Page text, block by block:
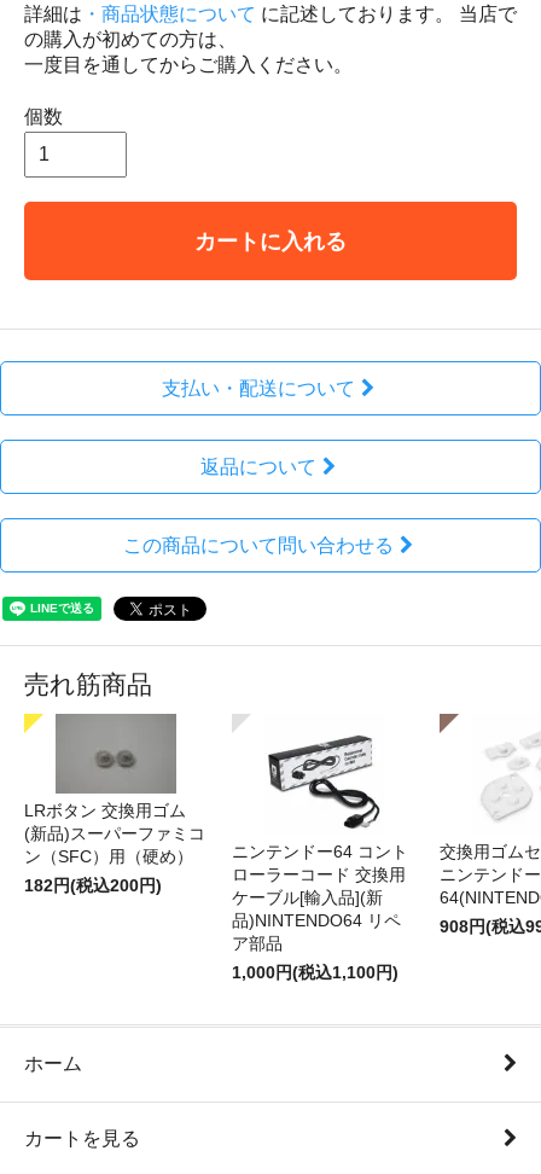
詳細は ・商品状態について に記述しております。 当店で
の購入が初めての方は、
一度目を通してからご購入ください。
個数
カートに入れる
支払い・配送について
返品について
この商品について問い合わせる
売れ筋商品
LRボタン 交換用ゴム
(新品)スーパーファミコ
ン（SFC）用（硬め）
182円(税込200円)
ニンテンドー64 コント
ローラーコード 交換用
ケーブル[輸入品](新
品)NINTENDO64 リペ
ア部品
1,000円(税込1,100円)
交換用ゴム
ニンテンドー
908円(税込
ホーム
カートを見る